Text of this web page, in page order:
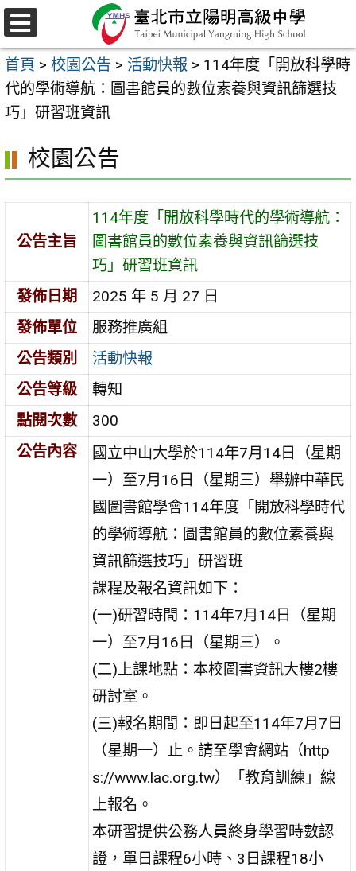
跳
至
主
要
內
區
選
單
首頁 > 校園公告 > 活動快報 > 114年度「開放科學時
代的學術導航：圖書館員的數位素養與資訊篩選技
巧」研習班資訊
校園公告
公告主旨
114年度「開放科學時代的學術導航：
圖書館員的數位素養與資訊篩選技
巧」研習班資訊
發佈日期
2025 年 5 月 27 日
發佈單位
服務推廣組
公告類別
活動快報
公告等級
轉知
點閱次數
300
公告內容
國立中山大學於114年7月14日（星期
一）至7月16日（星期三）舉辦中華民
國圖書館學會114年度「開放科學時代
的學術導航：圖書館員的數位素養與
資訊篩選技巧」研習班
課程及報名資訊如下：
(一)研習時間：114年7月14日（星期
一）至7月16日（星期三）。
(二)上課地點：本校圖書資訊大樓2樓
研討室。
(三)報名期間：即日起至114年7月7日
（星期一）止。請至學會網站（http
s://www.lac.org.tw）「教育訓練」線
上報名。
本研習提供公務人員終身學習時數認
證，單日課程6小時、3日課程18小